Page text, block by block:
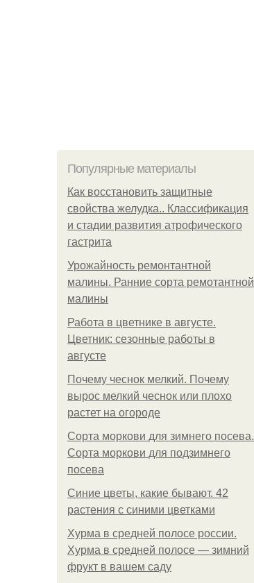
Популярные материалы
Как восстановить защитные
свойства желудка.. Классификация
и стадии развития атрофического
гастрита
Урожайность ремонтантной
малины. Ранние сорта ремотантной
малины
Работа в цветнике в августе.
Цветник: сезонные работы в
августе
Почему чеснок мелкий. Почему
вырос мелкий чеснок или плохо
растет на огороде
Сорта моркови для зимнего посева.
Сорта моркови для подзимнего
посева
Синие цветы, какие бывают. 42
растения с синими цветками
Хурма в средней полосе россии.
Хурма в средней полосе — зимний
фрукт в вашем саду